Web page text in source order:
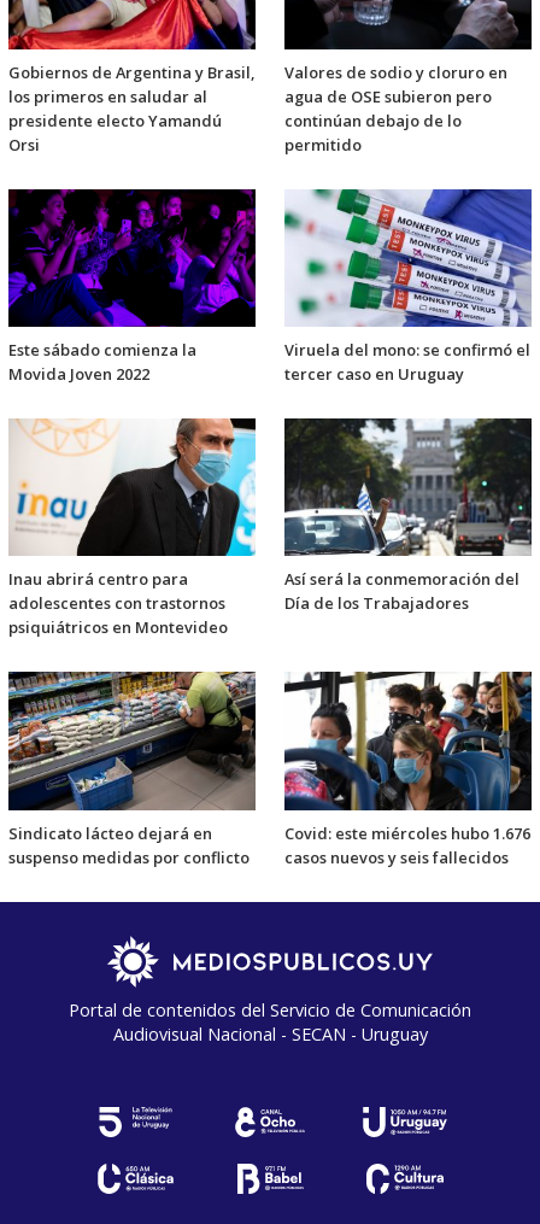
Gobiernos de Argentina y Brasil,
los primeros en saludar al
presidente electo Yamandú
Orsi
Valores de sodio y cloruro en
agua de OSE subieron pero
continúan debajo de lo
permitido
Este sábado comienza la
Movida Joven 2022
Viruela del mono: se confirmó el
tercer caso en Uruguay
Inau abrirá centro para
adolescentes con trastornos
psiquiátricos en Montevideo
Así será la conmemoración del
Día de los Trabajadores
Sindicato lácteo dejará en
suspenso medidas por conflicto
Covid: este miércoles hubo 1.676
casos nuevos y seis fallecidos
Portal de contenidos del Servicio de Comunicación
Audiovisual Nacional - SECAN - Uruguay